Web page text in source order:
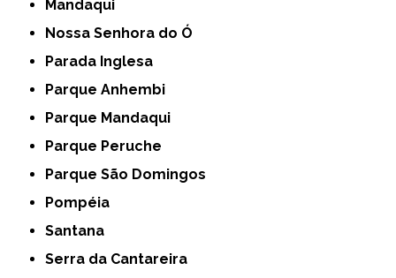
Mandaqui
Nossa Senhora do Ó
Parada Inglesa
Parque Anhembi
Parque Mandaqui
Parque Peruche
Parque São Domingos
Pompéia
Santana
Serra da Cantareira